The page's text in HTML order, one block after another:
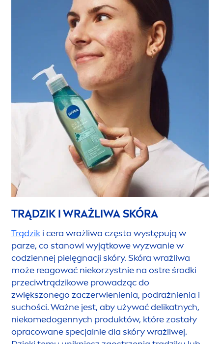
TRĄDZIK I WRAŻLIWA SKÓRA
Trądzik i cera wrażliwa często występują w
parze, co stanowi wyjątkowe wyzwanie w
codziennej pielęgnacji skóry. Skóra wrażliwa
może reagować niekorzystnie na ostre środki
przeciwtrądzikowe prowadząc do
zwiększonego zaczerwienienia, podrażnienia i
suchości. Ważne jest, aby używać delikatnych,
niekomedogennych produktów, które zostały
opracowane specjalnie dla skóry wrażliwej.